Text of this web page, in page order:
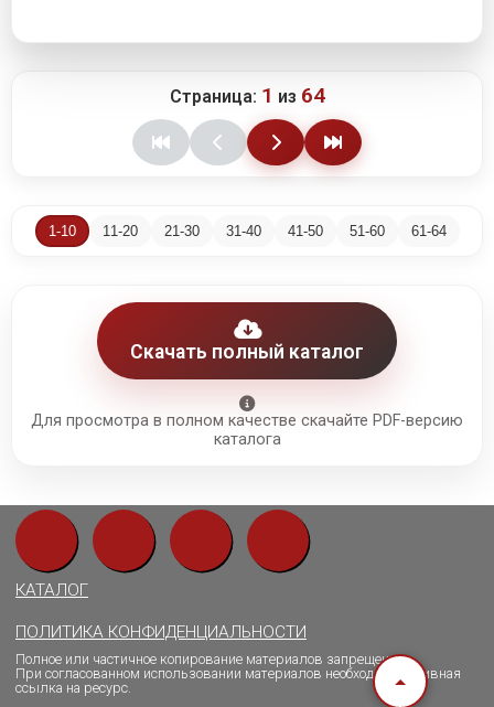
Страница: 1 из 64
1-10 11-20 21-30 31-40 41-50 51-60 61-64
Скачать полный каталог
Для просмотра в полном качестве скачайте PDF-версию
каталога
Полное или частичное копирование материалов запрещено.
ПОЛИТИКА КОНФИДЕНЦИАЛЬНОСТИ